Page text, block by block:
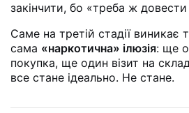
закінчити, бо «треба ж
Саме на третій стадії виникає
сама «наркотична» ілюзія: ще
покупка, ще один візит на
все стане ідеально. Не стане.